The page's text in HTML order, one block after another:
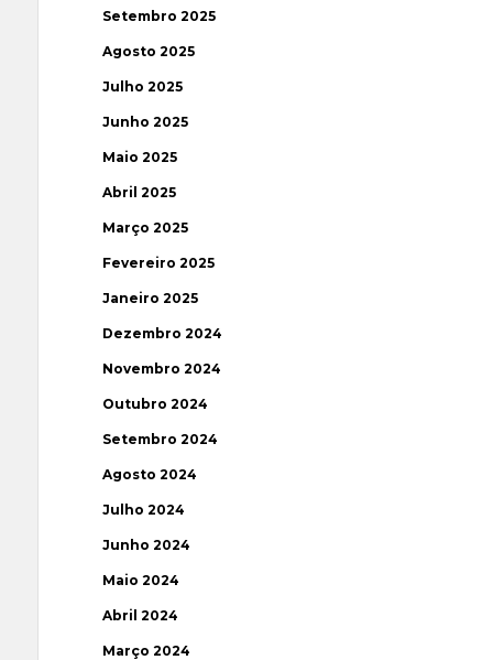
Setembro 2025
Agosto 2025
Julho 2025
Junho 2025
Maio 2025
Abril 2025
Março 2025
Fevereiro 2025
Janeiro 2025
Dezembro 2024
Novembro 2024
Outubro 2024
Setembro 2024
Agosto 2024
Julho 2024
Junho 2024
Maio 2024
Abril 2024
Março 2024